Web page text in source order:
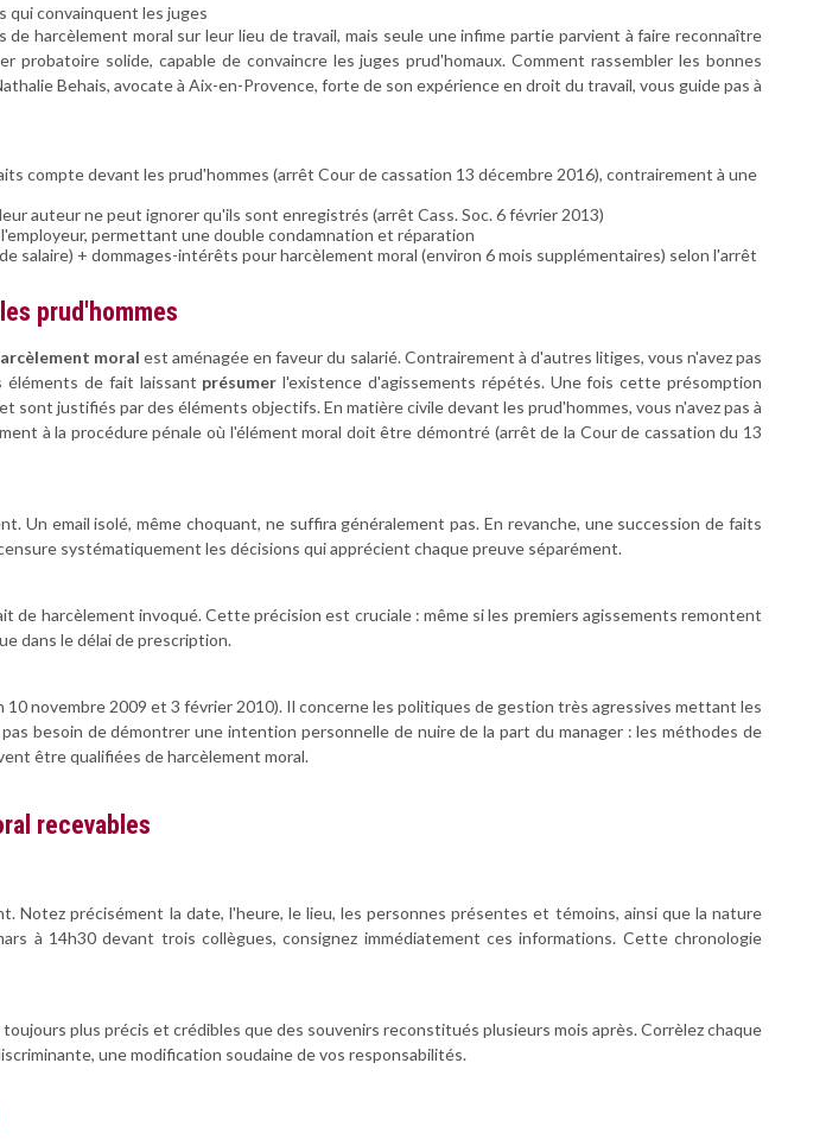
qui convainquent les juges
harcèlement moral sur leur lieu de travail, mais seule une infime partie parvient à faire reconnaître
solide, capable de convaincre les juges prud'homaux. Comment rassembler les bonnes
Behais, avocate à Aix-en-Provence, forte de son expérience en droit du travail, vous guide pas à
compte devant les prud'hommes (arrêt Cour de cassation 13 décembre 2016), contrairement à une
auteur ne peut ignorer qu'ils sont enregistrés (arrêt Cass. Soc. 6 février 2013)
permettant une double condamnation et réparation
salaire) + dommages-intérêts pour harcèlement moral (environ 6 mois supplémentaires) selon l'arrêt
prud'hommes
moral est aménagée en faveur du salarié. Contrairement à d'autres litiges, vous n'avez pas
éléments de fait laissant présumer l'existence d'agissements répétés. Une fois cette présomption
justifiés par des éléments objectifs. En matière civile devant les prud'hommes, vous n'avez pas à
à la procédure pénale où l'élément moral doit être démontré (arrêt de la Cour de cassation du 13
Un email isolé, même choquant, ne suffira généralement pas. En revanche, une succession de faits
systématiquement les décisions qui apprécient chaque preuve séparément.
de harcèlement invoqué. Cette précision est cruciale : même si les premiers agissements remontent
dans le délai de prescription.
10 novembre 2009 et 3 février 2010). Il concerne les politiques de gestion très agressives mettant les
besoin de démontrer une intention personnelle de nuire de la part du manager : les méthodes de
être qualifiées de harcèlement moral.
recevables
Notez précisément la date, l'heure, le lieu, les personnes présentes et témoins, ainsi que la nature
à 14h30 devant trois collègues, consignez immédiatement ces informations. Cette chronologie
plus précis et crédibles que des souvenirs reconstitués plusieurs mois après. Corrèlez chaque
une modification soudaine de vos responsabilités.